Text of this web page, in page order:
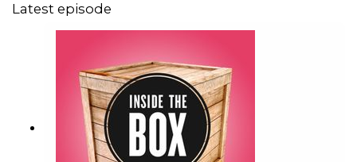
Latest episode